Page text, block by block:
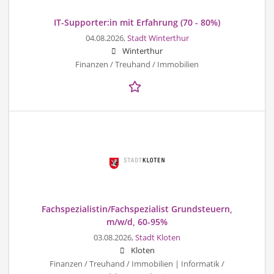
IT-Supporter:in mit Erfahrung (70 - 80%)
04.08.2026,Stadt Winterthur
Winterthur
Finanzen / Treuhand / Immobilien
Fachspezialistin/Fachspezialist Grundsteuern,
m/w/d, 60-95%
03.08.2026,Stadt Kloten
Kloten
Finanzen / Treuhand / Immobilien | Informatik /